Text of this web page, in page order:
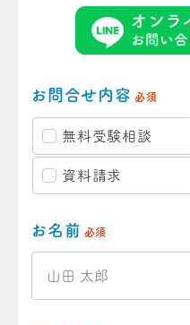
お問合せ内容 必須
無料受験相談
資料請求
お名前 必須